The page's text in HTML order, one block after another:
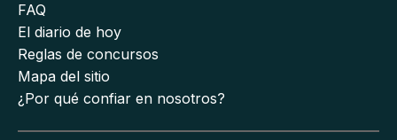
FAQ
El diario de hoy
Reglas de concursos
Mapa del sitio
¿Por qué confiar en nosotros?